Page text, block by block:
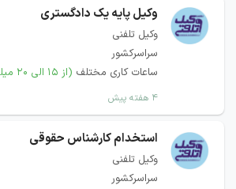
وکیل پایه یک دادگستری
وکیل تلفنی
سراسرکشور
ساعات کاری مختلف (از ۱۵ الی ۲۰ میلیون)
۴ هفته پیش
استخدام کارشناس حقوقی
وکیل تلفنی
سراسرکشور